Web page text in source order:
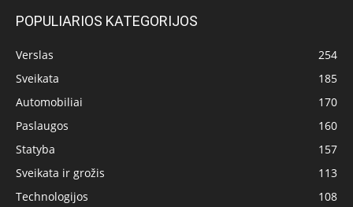
POPULIARIOS KATEGORIJOS
Verslas
254
Sveikata
185
Automobiliai
170
Paslaugos
160
Statyba
157
Sveikata ir grožis
113
Technologijos
108